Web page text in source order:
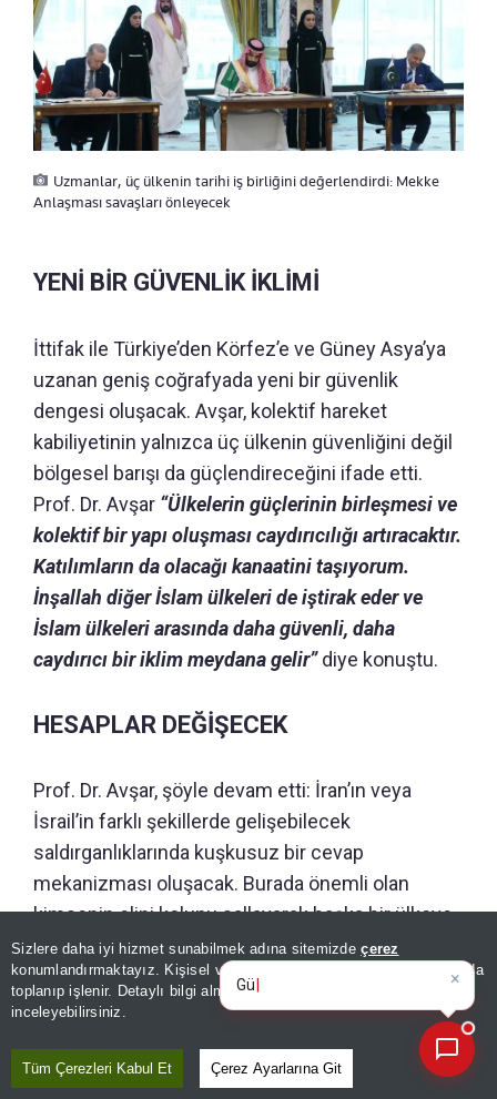
Sizlere daha iyi hizmet sunabilmek adına sitemizdeçerez
konumlandırmaktayız. Kişisel verileriniz, KVKK ve GDPR kapsamında
toplanıp işlenir. Detaylı bilgi almak için
inceleyebilirsiniz.
Tüm Çerezleri Kabul Et Çerez Ayarlarına Git
Uzmanlar, üç ülkenin tarihi iş birliğini değerlendirdi: Mekke
Anlaşması savaşları önleyecek
YENİ BİR GÜVENLİK İKLİMİ
İttifak ile Türkiye’den Körfez’e ve Güney Asya’ya
uzanan geniş coğrafyada yeni bir güvenlik
dengesi oluşacak. Avşar, kolektif hareket
kabiliyetinin yalnızca üç ülkenin güvenliğini değil
bölgesel barışı da güçlendireceğini ifade etti.
Prof. Dr. Avşar “Ülkelerin güçlerinin birleşmesi ve
kolektif bir yapı oluşması caydırıcılığı artıracaktır.
Katılımların da olacağı kanaatini taşıyorum.
İnşallah diğer İslam ülkeleri de iştirak eder ve
İslam ülkeleri arasında daha güvenli, daha
caydırıcı bir iklim meydana gelir”diye konuştu.
HESAPLAR DEĞİŞECEK
Prof. Dr. Avşar, şöyle devam etti: İran’ın veya
İsrail’in farklı şekillerde gelişebilecek
saldırganlıklarında kuşkusuz bir cevap
mekanizması oluşacak. Burada önemli olan
kimsenin elini kolunu sallayarak başka bir ülkeye
saldıramamasını sağlamak. Üç ülkenin olayları
değerlendirerek birbirine destek vereceği açık.
Karşı taraf da bir ülkeye saldırırken diğerlerinin
imkân ve kaynaklarıyla vereceği desteği hesaba
katacaktır.
×
Günün spor, gündem ve
ekonomi gelişmelerini a